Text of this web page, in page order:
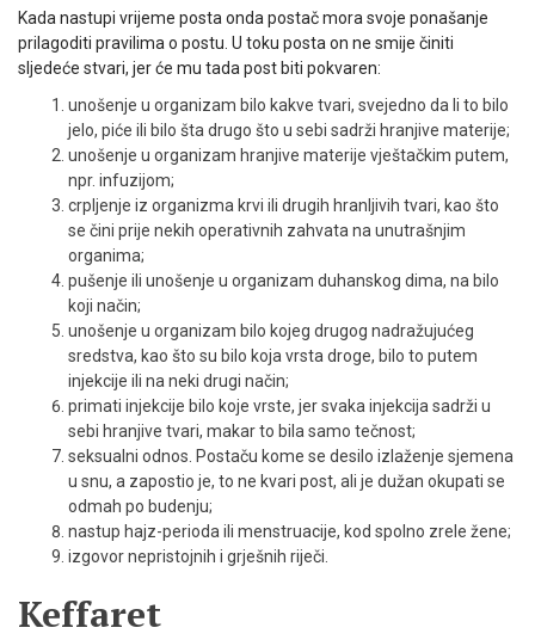
Kada nastupi vrijeme posta onda postač mora svoje ponašanje
prilagoditi pravilima o postu. U toku posta on ne smije činiti
sljedeće stvari, jer će mu tada post biti pokvaren:
unošenje u organizam bilo kakve tvari, svejedno da li to bilo
jelo, piće ili bilo šta drugo što u sebi sadrži hranjive materije;
unošenje u organizam hranjive materije vještačkim putem,
npr. infuzijom;
crpljenje iz organizma krvi ili drugih hranljivih tvari, kao što
se čini prije nekih operativnih zahvata na unutrašnjim
organima;
pušenje ili unošenje u organizam duhanskog dima, na bilo
koji način;
unošenje u organizam bilo kojeg drugog nadražujućeg
sredstva, kao što su bilo koja vrsta droge, bilo to putem
injekcije ili na neki drugi način;
primati injekcije bilo koje vrste, jer svaka injekcija sadrži u
sebi hranjive tvari, makar to bila samo tečnost;
seksualni odnos. Postaču kome se desilo izlaženje sjemena
u snu, a zapostio je, to ne kvari post, ali je dužan okupati se
odmah po budenju;
nastup hajz-perioda ili menstruacije, kod spolno zrele žene;
izgovor nepristojnih i grješnih riječi.
Keffaret